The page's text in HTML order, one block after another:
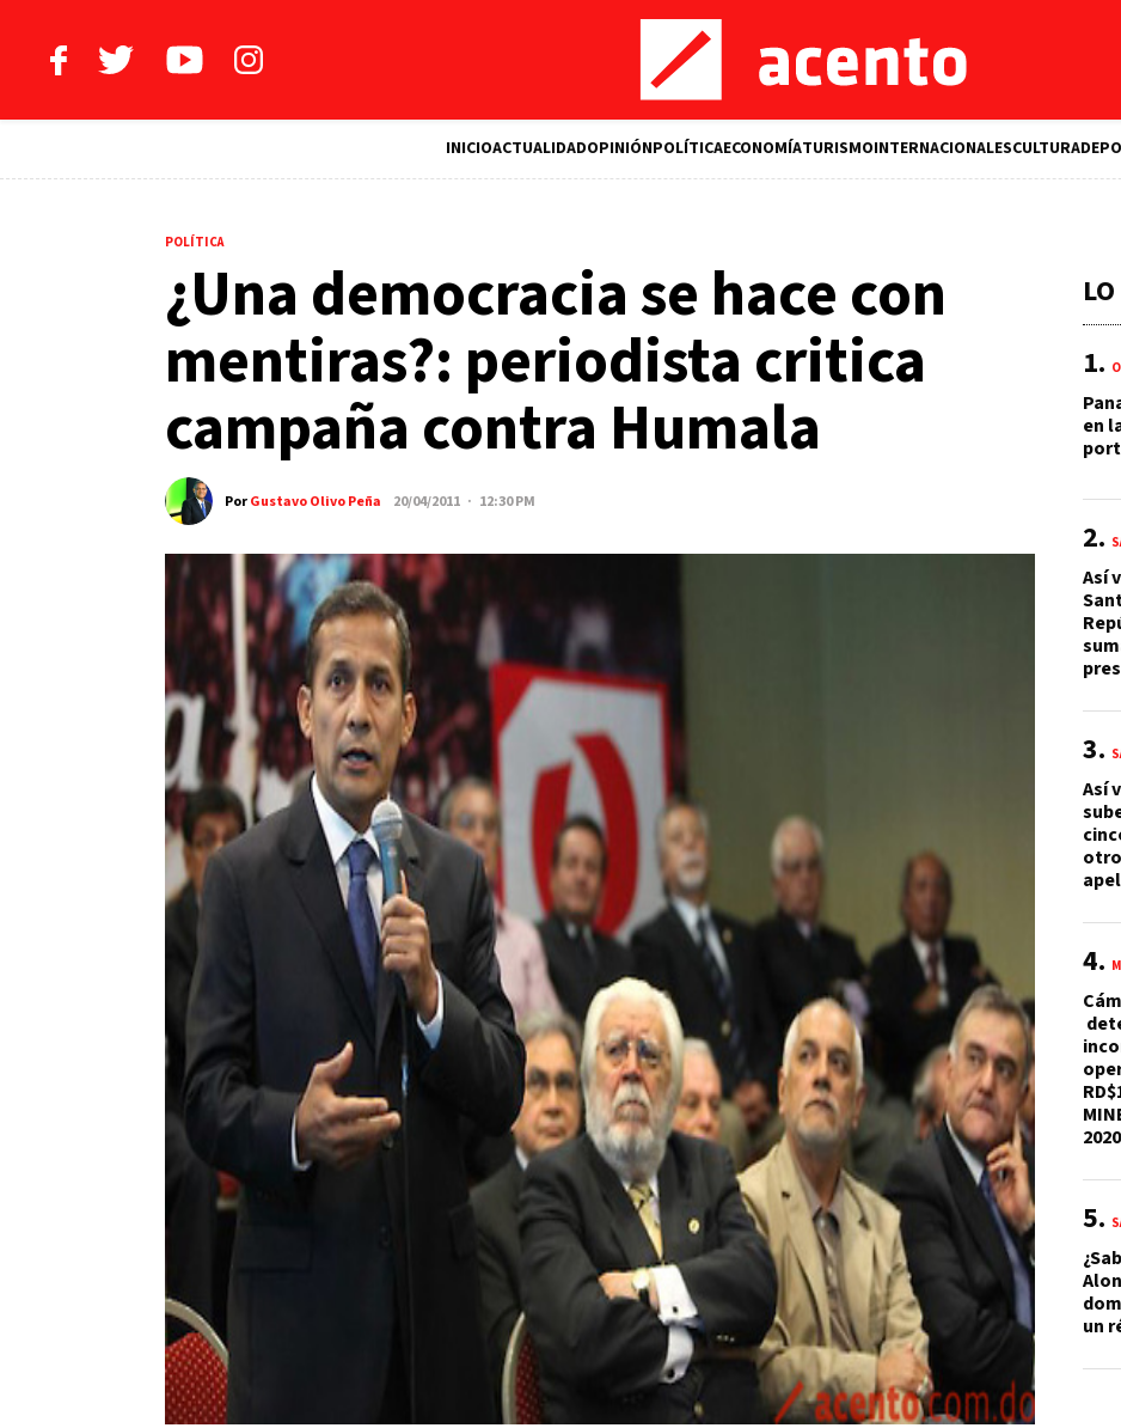
INICIOACTUALIDADOPINIÓNPOLÍTICAECONOMÍATURISMOINTERNACIONALESCULTURA
POLÍTICA
¿Una democracia se hace con
mentiras?: periodista critica
campaña contra Humala
PorGustavo Olivo Peña 20/04/2011 · 12:30 PM
en
Así
Así
2020
un